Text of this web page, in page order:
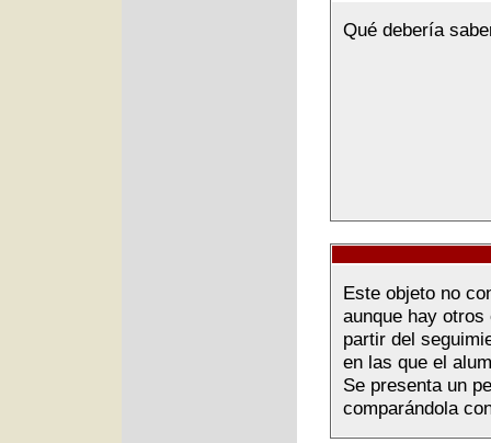
Qué debería
Este objeto no
aunque hay
partir del
en las que el
Se presenta un
comparándola